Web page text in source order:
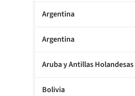
Argentina
Argentina
Aruba y Antillas Holandesas
Bolivia